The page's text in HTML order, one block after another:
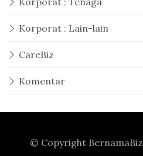
Korporat : Lain-lain
CareBiz
Komentar
© Copyright BernamaBiz